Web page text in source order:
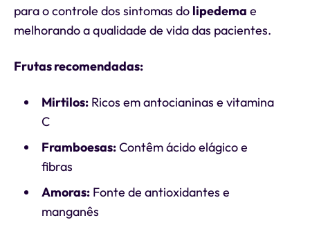
para o controle dos sintomas do lipedema e
melhorando a qualidade de vida das pacientes.
Frutas recomendadas:
Mirtilos:Ricos em antocianinas e vitamina
C
Framboesas:Contêm ácido elágico e
fibras
Amoras:Fonte de antioxidantes e
manganês